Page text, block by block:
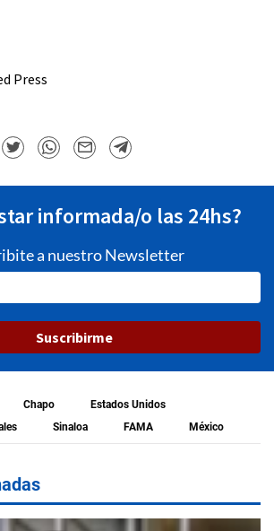
Press
informada/o las 24hs?
a nuestro Newsletter
Suscribirme
Chapo
Estados Unidos
Sinaloa FAMA México